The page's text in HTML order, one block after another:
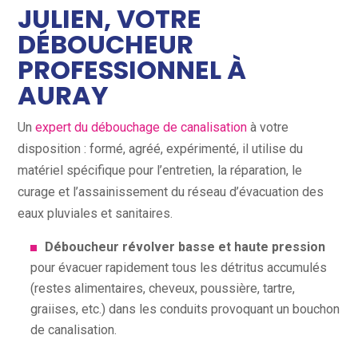
JULIEN, VOTRE
DÉBOUCHEUR
PROFESSIONNEL À
AURAY
Unexpert du débouchage de canalisation à votre
disposition : formé, agréé, expérimenté, il utilise du
matériel spécifique pour l’entretien, la réparation, le
curage et l’assainissement du réseau d’évacuation des
eaux pluviales et sanitaires.
Déboucheur révolver basse et haute pression
pour évacuer rapidement tous les détritus accumulés
(restes alimentaires, cheveux, poussière, tartre,
graiises, etc.) dans les conduits provoquant un bouchon
de canalisation.